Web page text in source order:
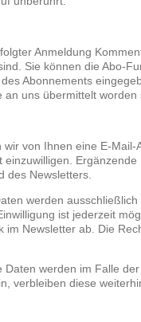
Anmeldung
Sie können die Abo-
Abonnements
uns übermittelt
von Ihnen eine E-
des Newsletters.
werden
ist jederzeit
Newsletter ab. Die
werden im Falle
verbleiben diese